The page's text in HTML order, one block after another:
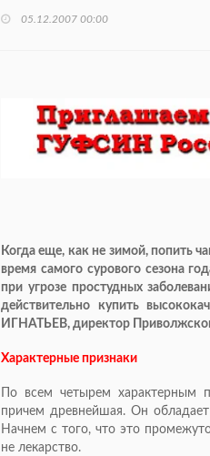
05.12.2007 00:00
Когда еще, как не зимой, попить
время самого сурового сезона
при угрозе простудных
действительно купить
ИГНАТЬЕВ, директор
Характерные признаки
По всем четырем характерным
причем древнейшая. Он
Начнем с того, что это
не лекарство.